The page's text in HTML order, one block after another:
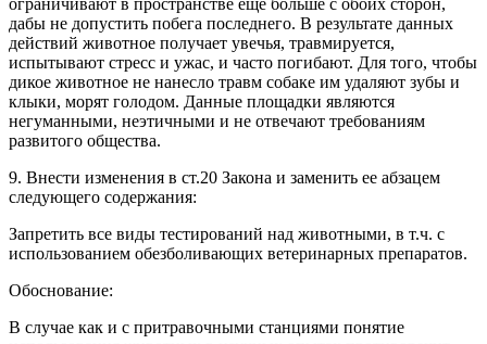
дабы не допустить побега последнего. В результате данных
действий животное получает увечья, травмируется,
испытывают стресс и ужас, и часто погибают. Для того, чтобы
дикое животное не нанесло травм собаке им удаляют зубы и
клыки, морят голодом. Данные площадки являются
негуманными, неэтичными и не отвечают требованиям
развитого общества.
9. Внести изменения в ст.20 Закона и заменить ее абзацем
следующего содержания:
Запретить все виды тестирований над животными, в т.ч. с
использованием обезболивающих ветеринарных препаратов.
Обоснование:
В случае как и с притравочными станциями понятие